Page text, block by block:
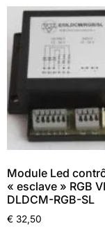
Module Led
« esclave » RGB
DLDCM-RGB-SL
€ 32,50